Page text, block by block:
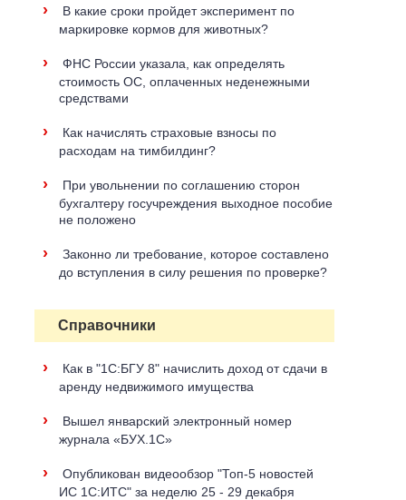
›
В какие сроки пройдет эксперимент по
маркировке кормов для животных?
›
ФНС России указала, как определять
стоимость ОС, оплаченных неденежными
средствами
›
Как начислять страховые взносы по
расходам на тимбилдинг?
›
При увольнении по соглашению сторон
бухгалтеру госучреждения выходное пособие
не положено
›
Законно ли требование, которое составлено
до вступления в силу решения по проверке?
Справочники
›
Как в "1С:БГУ 8" начислить доход от сдачи в
аренду недвижимого имущества
›
Вышел январский электронный номер
журнала «БУХ.1С»
›
Опубликован видеообзор "Топ-5 новостей
ИС 1С:ИТС" за неделю 25 - 29 декабря